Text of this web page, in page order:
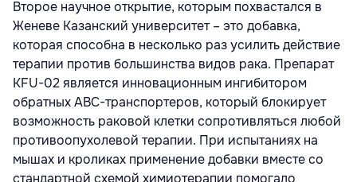
Второе научное открытие, которым похвастался в
Женеве Казанский университет – это добавка,
которая способна в несколько раз усилить действие
терапии против большинства видов рака. Препарат
KFU-02 является инновационным ингибитором
обратных АВС-транспортеров, который блокирует
возможность раковой клетки сопротивляться любой
противоопухолевой терапии. При испытаниях на
мышах и кроликах применение добавки вместе со
стандартной схемой химиотерапии помогало